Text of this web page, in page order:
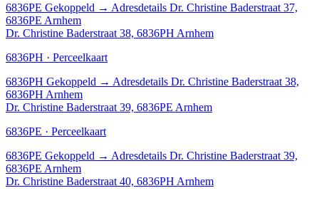
6836PE Gekoppeld → Adresdetails Dr. Christine Baderstraat 37,
6836PE Arnhem
Dr. Christine Baderstraat 38, 6836PH Arnhem
6836PH · Perceelkaart
6836PH Gekoppeld → Adresdetails Dr. Christine Baderstraat 38,
6836PH Arnhem
Dr. Christine Baderstraat 39, 6836PE Arnhem
6836PE · Perceelkaart
6836PE Gekoppeld → Adresdetails Dr. Christine Baderstraat 39,
6836PE Arnhem
Dr. Christine Baderstraat 40, 6836PH Arnhem